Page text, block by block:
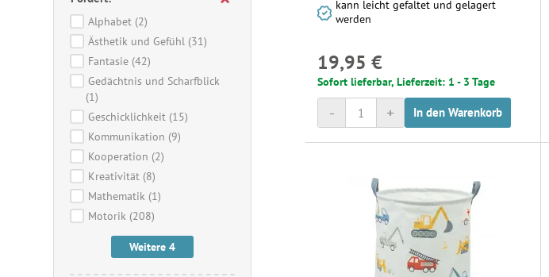
Alphabet (2)
Ästhetik und Gefühl (31)
Fantasie (42)
Gedächtnis und Scharfblick
(1)
Geschicklichkeit (15)
Kommunikation (9)
Kooperation (2)
Kreativität (8)
Mathematik (1)
Motorik (208)
Weitere 4
kann leicht gefaltet und gelagert
werden
19,95 €
Sofort lieferbar, Lieferzeit: 1 - 3 Tage
+
- In den Warenkorb